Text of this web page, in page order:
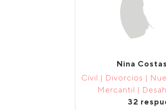
Nina
Civil | Divorcios |
Mercantil |
32